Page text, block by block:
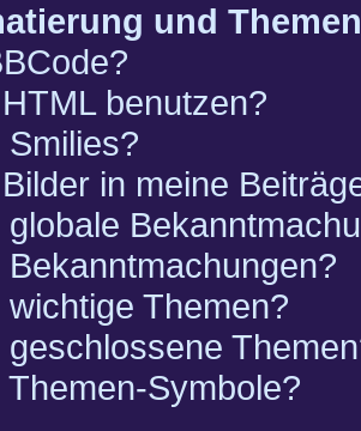
und
benutzen?
in meine
Themen?
Symbole?